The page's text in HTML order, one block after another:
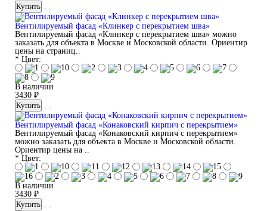
Купить
Вентилируемый фасад «Клинкер с перекрытием шва»
Вентилируемый фасад «Клинкер с перекрытием шва» можно
заказать для объекта в Москве и Московской области. Ориентир
цены на страниц..
* Цвет:
В наличии
3430 ₽
Купить
Вентилируемый фасад «Конаковский кирпич с перекрытием»
Вентилируемый фасад «Конаковский кирпич с перекрытием»
можно заказать для объекта в Москве и Московской области.
Ориентир цены на ..
* Цвет:
В наличии
3430 ₽
Купить